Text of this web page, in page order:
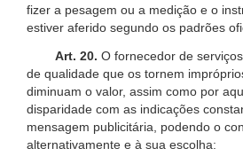
fizer a pesagem ou a medição e o
estiver aferido segundo os padrões
Art. 20. O fornecedor de
de qualidade que os tornem
diminuam o valor, assim como por
disparidade com as indicações
mensagem publicitária, podendo o
alternativamente e à sua escolha: